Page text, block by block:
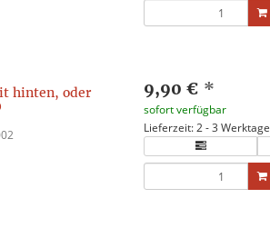
hinten, oder
9,90 € *
sofort verfügbar
Lieferzeit: 2 - 3 Werktage